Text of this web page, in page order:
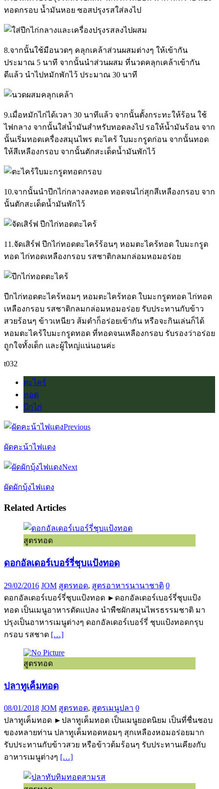
ทอดกรอบ น้ำมันหอย ซอสปรุงรสใส่ลงไป
8.จากนั้นใช้มือนวดๆ คลุกเคล้าส่วนผสมต่างๆ ให้เข้ากัน
ประมาณ 5 นาที จากนั้นนำส่วนผสม ที่นวดคลุกเคล้าเข้ากัน
ดีแล้ว นำไปหมักพักไว้ ประมาณ 30 นาที
9.เมื่อหมักไก่ได้เวลา 30 นาทีแล้ว จากนั้นตั้งกระทะให้ร้อน ใช้
ไฟกลาง จากนั้นใส่น้ำมันสำหรับทอดลงไป รอให้น้ำมันร้อน จาก
นั้นเริ่มทอดเครื่องสมุนไพร ตะไคร้ ใบมะกรูดก่อน จากนั้นทอด
ให้สีเหลืองกรอบ จากนั้นตักสะเด็ดน้ำมันพักไว้
10.จากนั้นนำปีกไก่กลางลงทอด ทอดจนไก่สุกสีเหลืองกรอบ จาก
นั้นตักสะเด็ดน้ำมันพักไว้
11.จัดเสิร์ฟ ปีกไก่ทอดตะไคร้ร้อนๆ หอมตะไคร้ทอด ใบมะกรูด
ทอด ไก่ทอดเหลืองกรอบ รสชาติกลมกล่อมหอมอร่อย
ปีกไก่ทอดตะไคร้หอมๆ หอมตะไคร้ทอด ใบมะกรูดทอด ไก่ทอด
เหลืองกรอบ รสชาติกลมกล่อมหอมอร่อย รับประทานกับข้าว
สวยร้อนๆ ข้าวเหนียว ส้มตำก็อร่อยเข้ากัน หรือจะกินเล่นก็ได้
หอมตะไคร้ใบมะกรูดทอด ที่ทอดจนเหลืองกรอบ รับรองว่าอร่อย
ถูกใจทั้งเด็ก และผู้ใหญ่แน่นอนค่ะ
t032
ตะไคร้
ทอด
ปีกไก่
Previous
ผัดคะน้าไฟแดง
Next
ผัดผักบุ้งไฟแดง
Related Articles
สูตรทอด
ดอกอัลเดอร์เบอร์รี่ชุบแป้งทอด
29/02/2016 JOM สูตรทอด, สูตรอาหารนานาชาติ 0
ดอกอัลเดอร์เบอร์รี่ชุบแป้งทอด ►ดอกอัลเดอร์เบอร์รี่ชุบแป้ง
ทอด เป็นเมนูอาหารดัดแปลง นำพืชผักสมุนไพรธรรมชาติ มา
ปรุงเป็นอาหารเมนูต่างๆ ดอกอัลเดอร์เบอร์รี่ ชุบแป้งทอดกรุบ
กรอบ รสชาต […]
สูตรทอด
ปลาทูเค็มทอด
08/01/2018 JOM สูตรทอด, สูตรเมนูปลา 0
ปลาทูเค็มทอด ►ปลาทูเค็มทอด เป็นเมนูยอดนิยม เป็นที่ชื่นชอบ
ของหลายท่าน ปลาทูเค็มทอดหอมๆ สุกเหลืองหอมอร่อยมาก
รับประทานกับข้าวสวย หรือข้าวต้มร้อนๆ รับประทานเคียงกับ
อาหารเมนูต่างๆ […]